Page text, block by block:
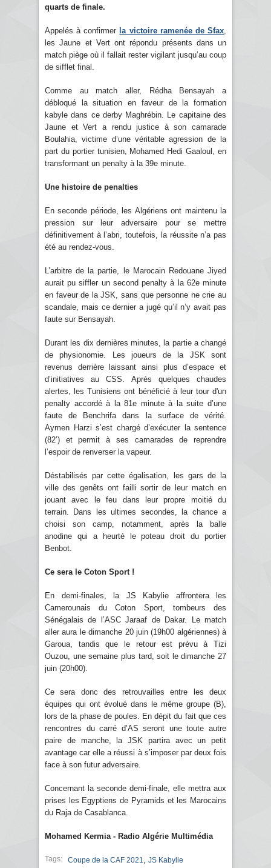
quarts de finale.
Appelés à confirmer la victoire ramenée de Sfax
les Jaune et Vert ont répondu présents dans un
match piège où il fallait rester vigilant jusqu’au coup
de sifflet final.
Comme au match aller, Rédha Bensayah a
débloqué la situation en faveur de la formation
kabyle dans ce derby Maghrébin. Le capitaine des
Jaune et Vert a rendu justice à son camarade
Boulahia, victime d’une véritable agression de la
part du portier tunisien, Mohamed Hedi Gaaloul, en
transformant un penalty à la 39e minute.
Une histoire de penalties
En seconde période, les Algériens ont maintenu la
pression sur leur adversaire pour se mettre
définitivement à l’abri, toutefois, la réussite n’a pas
été au rendez-vous.
L’arbitre de la partie, le Marocain Redouane Jiyed
aurait pu siffler un second penalty à la 62e minute
en faveur de la JSK, sans que personne ne crie au
scandale, mais ce dernier a jugé qu’il n’y avait pas
faute sur Bensayah.
Durant les dix dernières minutes, la partie a changé
de physionomie. Les joueurs de la JSK sont
revenus derrière laissant ainsi plus d’espace et
d’initiatives au CSS. Après quelques chaudes
alertes, les Tunisiens ont bénéficié à leur tour d'un
penalty accordé à la 81e minute à la suite d’une
faute de Benchrifa dans la surface de vérité.
Aymen Harzi s’est chargé d’exécuter la sentence
(82’) et permit à ses camarades de reprendre
l’espoir de renverser la vapeur.
Déstabilisés par cette égalisation, les gars de la
ville des genêts ont failli sortir de leur match en
jouant avec le feu dans leur propre moitié du
terrain. Dans les ultimes secondes, la chance a
choisi son camp, notamment, après la balle
anodine qui a heurté le poteau droit du portier
Benbot.
Ce sera le Coton Sport !
En demi-finales, la JS Kabylie affrontera les
Camerounais du Coton Sport, tombeurs des
Sénégalais de l’ASC Jaraaf de Dakar. Le match
aller aura le dimanche 20 juin (19h00 algériennes) à
Garoua, tandis que le retour est prévu à Tizi
Ouzou, une semaine plus tard, soit le dimanche 27
juin (20h00).
Ce sera donc des retrouvailles entre les deux
équipes qui ont évolué dans le même groupe (B),
lors de la phase de poules. En dépit du fait que ces
rencontres du carré d’AS seront une toute autre
paire de manche, la JSK partira avec un petit
avantage car elle a réussi à s’imposer par deux fois
face à son futur adversaire.
Concernant la seconde demi-finale, elle mettra aux
prises les Egyptiens de Pyramids et les Marocains
du Raja de Casablanca.
Mohamed Kermia - Radio Algérie Multimédia
Tags: Coupe de la CAF 2021 JS Kabylie